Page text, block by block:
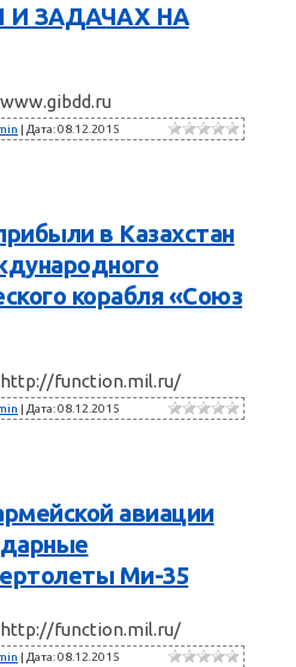
И ЗАДАЧАХ НА
| Дата:08.12.2015
в Казахстан
корабля «Союз
http://function.mil.ru/
| Дата:08.12.2015
авиации
Ми-35
http://function.mil.ru/
| Дата:08.12.2015